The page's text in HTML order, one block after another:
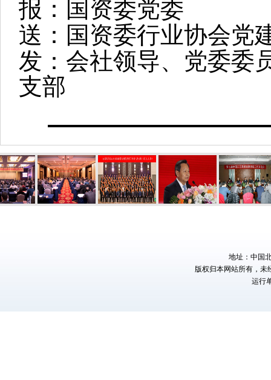
报：国资委党委
送：国资委行业协会党
发：会社领导、党委委
支部
地址：中国
版权归本网站所有，
运行